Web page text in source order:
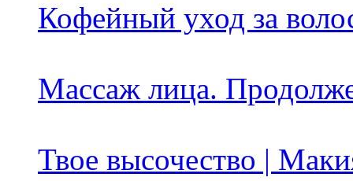
Кофейный уход за
Массаж лица.
Твое высочество |